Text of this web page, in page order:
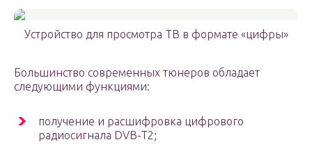
Устройство для просмотра ТВ в формате «цифры»
Большинство современных тюнеров обладает
следующими функциями:
получение и расшифровка цифрового
радиосигнала DVB-T2;